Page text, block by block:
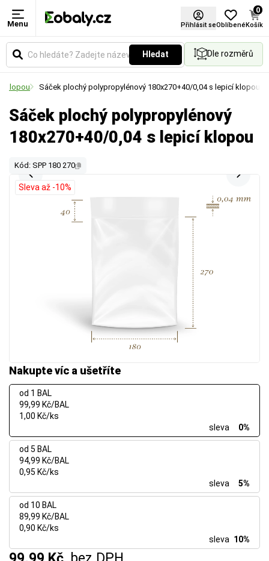
Menu Přihlásit seOblíbené
0
Košík
Hledat Dle rozměrů
klopou Sáček plochý polypropylénový 180x270+40/0,04 s lepicí klopou
Sáček plochý polypropylénový
180x270+40/0,04 s lepicí klopou
Kód: SPP 180 270
Nakupte víc a ušetříte
od 1 BAL
99,99 Kč/BAL
1,00 Kč/ks
sleva
0%
od 5 BAL
94,99 Kč/BAL
0,95 Kč/ks
sleva
5%
od 10 BAL
89,99 Kč/BAL
0,90 Kč/ks
sleva 10%
Sleva až -10%